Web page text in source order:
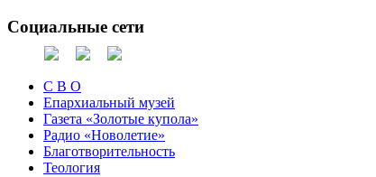
Социальные сети
С В О
Епархиальный музей
Газета «Золотые купола»
Радио «Новолетие»
Благотворительность
Теология